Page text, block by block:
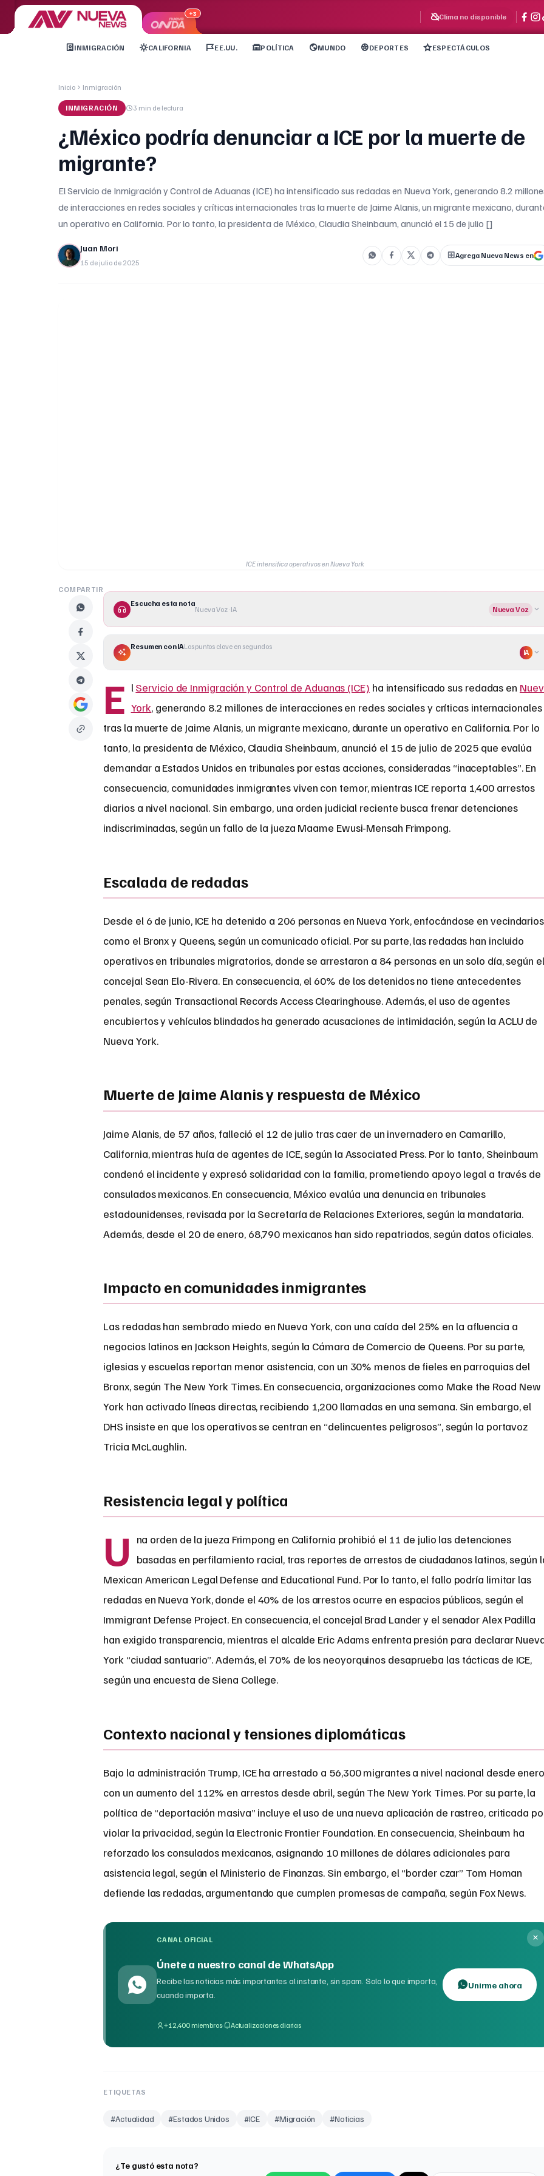
+3 Clima no disponible
INMIGRACIÓN CALIFORNIA EE.UU. POLÍTICA MUNDO DEPORTES ESPECTÁCULOS
Inicio Inmigración
INMIGRACIÓN 3 min de lectura
¿México podría denunciar a ICE por la muerte de
migrante?
El Servicio de Inmigración y Control de Aduanas (ICE) ha intensificado sus redadas en Nueva York, generando 8.2
de interacciones en redes sociales y críticas internacionales tras la muerte de Jaime Alanis, un migrante mexicano,
un operativo en California. Por lo tanto, la presidenta de México, Claudia Sheinbaum, anunció el 15 de julio []
Juan Mori
15 de julio de 2025
Agrega Nueva News en
ICE intensifica operativos en Nueva York
COMPARTIR
Escucha esta nota
Nueva Voz · IA Nueva Voz
Resumen con IALos puntos clave en segundos
IA
E l Servicio de Inmigración y Control de Aduanas (ICE) ha intensificado sus redadas en
York, generando 8.2 millones de interacciones en redes sociales y críticas internacionales
tras la muerte de Jaime Alanis, un migrante mexicano, durante un operativo en California. Por lo
tanto, la presidenta de México, Claudia Sheinbaum, anunció el 15 de julio de 2025 que evalúa
demandar a Estados Unidos en tribunales por estas acciones, consideradas “inaceptables”. En
consecuencia, comunidades inmigrantes viven con temor, mientras ICE reporta 1,400 arrestos
diarios a nivel nacional. Sin embargo, una orden judicial reciente busca frenar detenciones
indiscriminadas, según un fallo de la jueza Maame Ewusi-Mensah Frimpong.
Escalada de redadas
Desde el 6 de junio, ICE ha detenido a 206 personas en Nueva York, enfocándose en vecindarios
como el Bronx y Queens, según un comunicado oficial. Por su parte, las redadas han incluido
operativos en tribunales migratorios, donde se arrestaron a 84 personas en un solo día, según el
concejal Sean Elo-Rivera. En consecuencia, el 60% de los detenidos no tiene antecedentes
penales, según Transactional Records Access Clearinghouse. Además, el uso de agentes
encubiertos y vehículos blindados ha generado acusaciones de intimidación, según la ACLU de
Nueva York.
Muerte de Jaime Alanis y respuesta de México
Jaime Alanis, de 57 años, falleció el 12 de julio tras caer de un invernadero en Camarillo,
California, mientras huía de agentes de ICE, según la Associated Press. Por lo tanto, Sheinbaum
condenó el incidente y expresó solidaridad con la familia, prometiendo apoyo legal a través de
consulados mexicanos. En consecuencia, México evalúa una denuncia en tribunales
estadounidenses, revisada por la Secretaría de Relaciones Exteriores, según la mandataria.
Además, desde el 20 de enero, 68,790 mexicanos han sido repatriados, según datos oficiales.
Impacto en comunidades inmigrantes
Las redadas han sembrado miedo en Nueva York, con una caída del 25% en la afluencia a
negocios latinos en Jackson Heights, según la Cámara de Comercio de Queens. Por su parte,
iglesias y escuelas reportan menor asistencia, con un 30% menos de fieles en parroquias del
Bronx, según The New York Times. En consecuencia, organizaciones como Make the Road New
York han activado líneas directas, recibiendo 1,200 llamadas en una semana. Sin embargo, el
DHS insiste en que los operativos se centran en “delincuentes peligrosos”, según la portavoz
Tricia McLaughlin.
Resistencia legal y política
U
na orden de la jueza Frimpong en California prohibió el 11 de julio las detenciones
basadas en perfilamiento racial, tras reportes de arrestos de ciudadanos latinos, según
Mexican American Legal Defense and Educational Fund. Por lo tanto, el fallo podría limitar las
redadas en Nueva York, donde el 40% de los arrestos ocurre en espacios públicos, según el
Immigrant Defense Project. En consecuencia, el concejal Brad Lander y el senador Alex Padilla
han exigido transparencia, mientras el alcalde Eric Adams enfrenta presión para declarar
York “ciudad santuario”. Además, el 70% de los neoyorquinos desaprueba las tácticas de ICE,
según una encuesta de Siena College.
Contexto nacional y tensiones diplomáticas
Bajo la administración Trump, ICE ha arrestado a 56,300 migrantes a nivel nacional desde
con un aumento del 112% en arrestos desde abril, según The New York Times. Por su parte, la
política de “deportación masiva” incluye el uso de una nueva aplicación de rastreo, criticada
violar la privacidad, según la Electronic Frontier Foundation. En consecuencia, Sheinbaum ha
reforzado los consulados mexicanos, asignando 10 millones de dólares adicionales para
asistencia legal, según el Ministerio de Finanzas. Sin embargo, el “border czar” Tom Homan
defiende las redadas, argumentando que cumplen promesas de campaña, según Fox News.
CANAL OFICIAL
Únete a nuestro canal de WhatsApp
Recibe las noticias más importantes al instante, sin spam. Solo lo que importa,
cuando importa.
+12,400 miembros· Actualizaciones diarias
Unirme ahora
ETIQUETAS
#Actualidad #Estados Unidos #ICE #Migración #Noticias
¿Te gustó esta nota?